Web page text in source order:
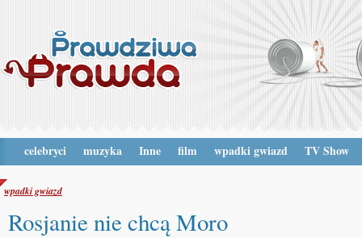
celebryci muzyka Inne film wpadki gwiazd TV Show
wpadki gwiazd
Rosjanie nie chcą Moro